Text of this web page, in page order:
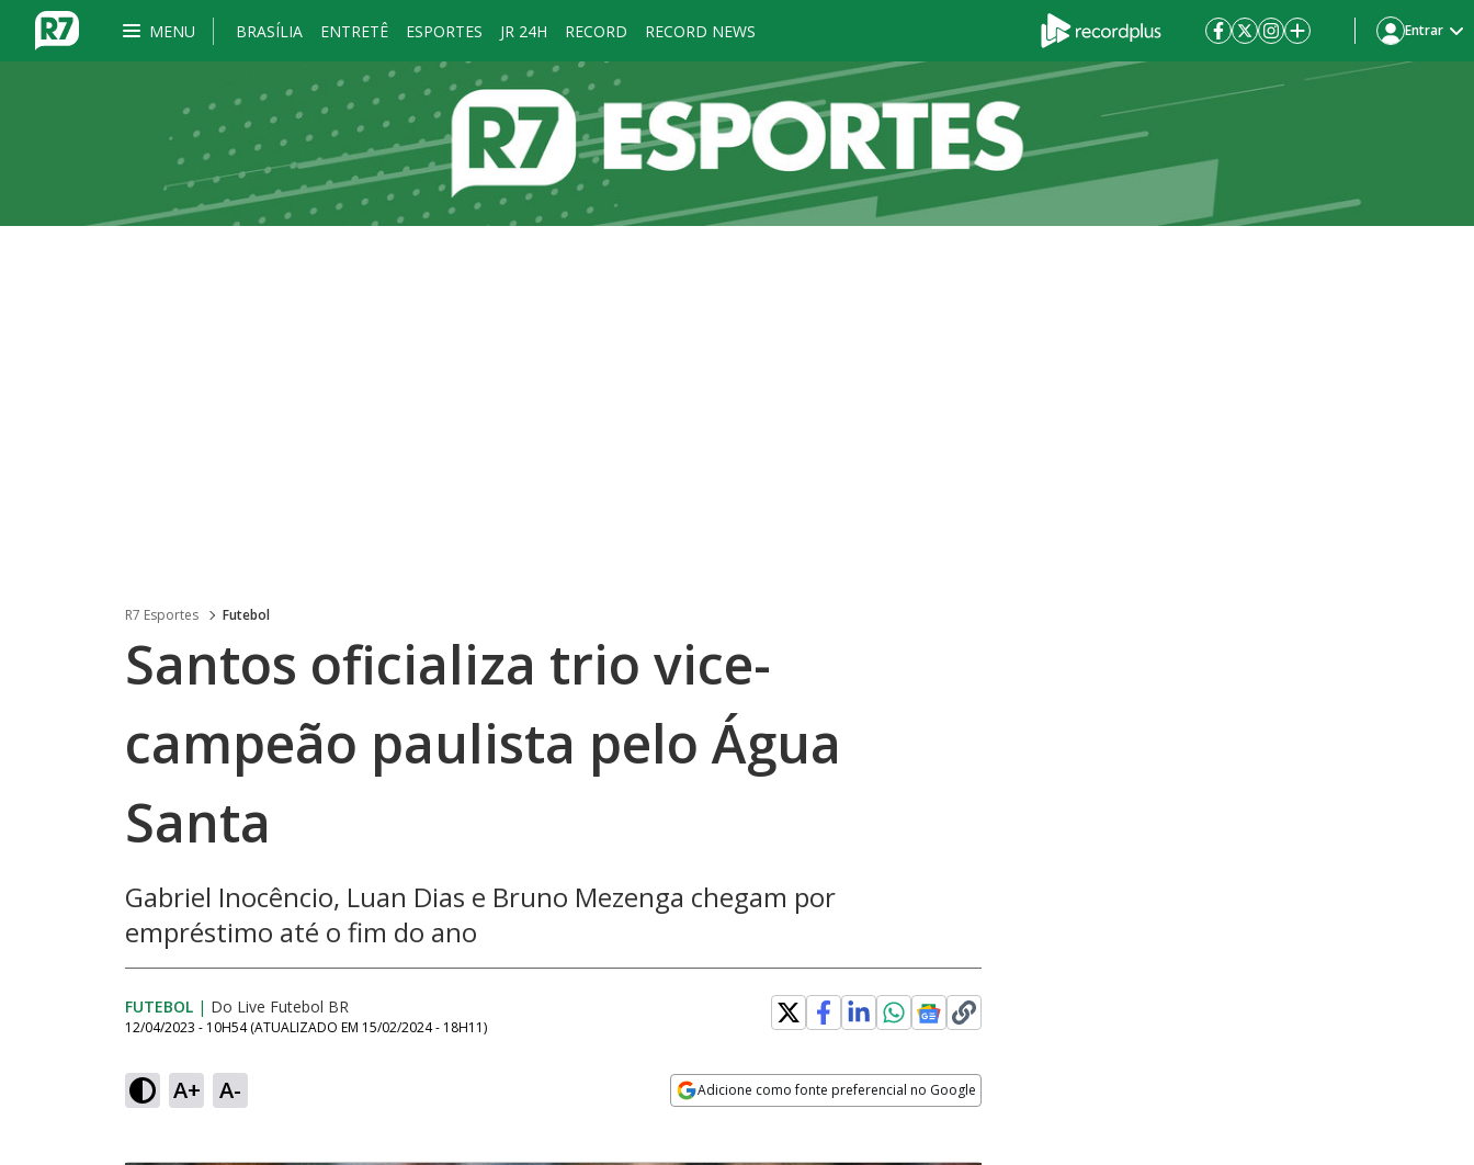
MENU BRASÍLIA ENTRETÊ ESPORTES JR 24H RECORD RECORD NEWS Entrar
R7 Esportes Futebol
Santos oficializa trio vice-
campeão paulista pelo Água
Santa
Gabriel Inocêncio, Luan Dias e Bruno Mezenga chegam por
empréstimo até o fim do ano
FUTEBOL | Do Live Futebol BR
12/04/2023 - 10H54 (ATUALIZADO EM 15/02/2024 - 18H11)
A+ A- Adicione como fonte preferencial no Google